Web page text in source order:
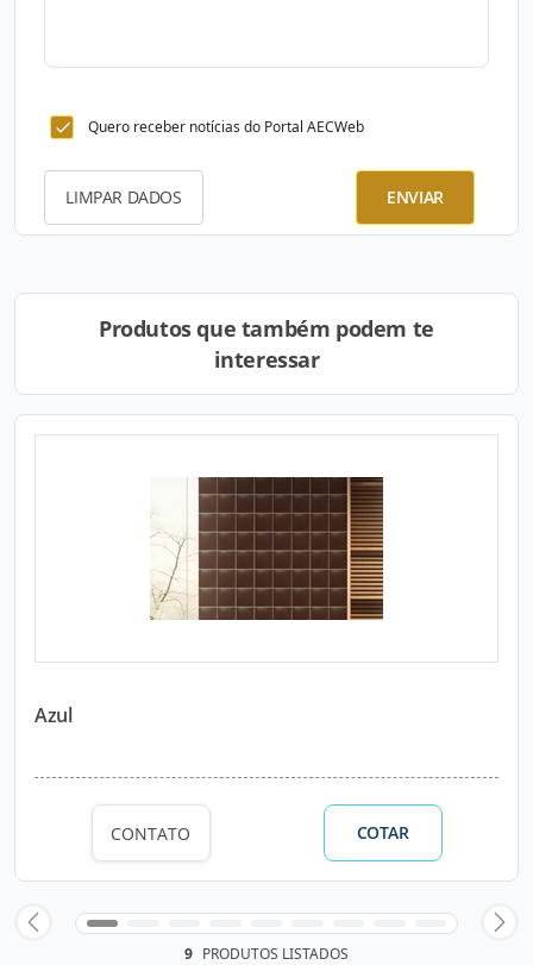
Quero receber notícias do Portal AECWeb
LIMPAR DADOS ENVIAR
Produtos que também podem te
interessar
Azul
CONTATO COTAR
9 PRODUTOS LISTADOS